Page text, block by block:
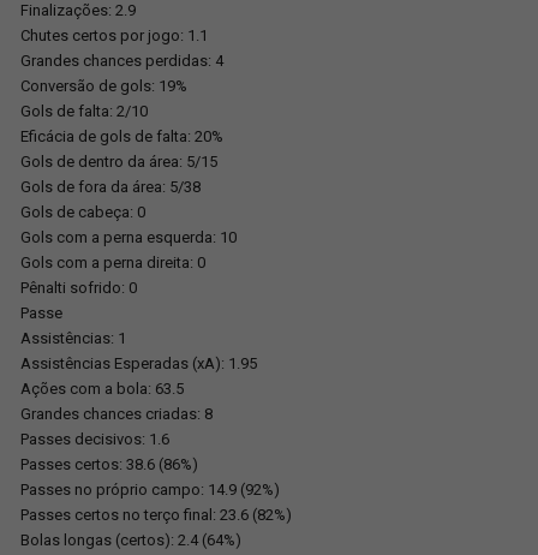
Finalizações: 2.9
Chutes certos por jogo: 1.1
Grandes chances perdidas: 4
Conversão de gols: 19%
Gols de falta: 2/10
Eficácia de gols de falta: 20%
Gols de dentro da área: 5/15
Gols de fora da área: 5/38
Gols de cabeça: 0
Gols com a perna esquerda: 10
Gols com a perna direita: 0
Pênalti sofrido: 0
Passe
Assistências: 1
Assistências Esperadas (xA): 1.95
Ações com a bola: 63.5
Grandes chances criadas: 8
Passes decisivos: 1.6
Passes certos: 38.6 (86%)
Passes no próprio campo: 14.9 (92%)
Passes certos no terço final: 23.6 (82%)
Bolas longas (certos): 2.4 (64%)